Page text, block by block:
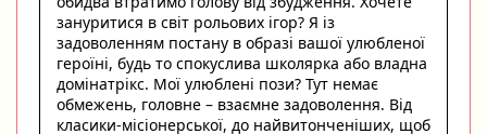
зануритися в світ рольових ігор? Я із
задоволенням постану в образі вашої улюбленої
героїні, будь то спокуслива школярка або владна
домінатрікс. Мої улюблені пози? Тут немає
обмежень, головне – взаємне задоволення. Від
класики-місіонерської, до найвитонченіших, щоб